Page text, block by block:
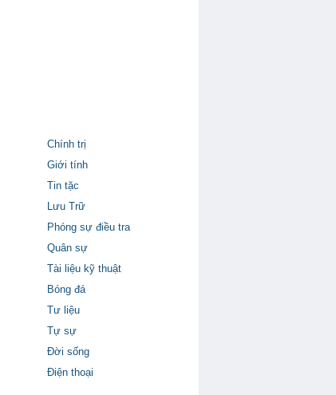
Chính trị
Giới tính
Tin tặc
Lưu Trữ
Phóng sự điều tra
Quân sự
Tài liệu kỹ thuật
Bóng đá
Tư liệu
Tự sự
Đời sống
Điện thoại